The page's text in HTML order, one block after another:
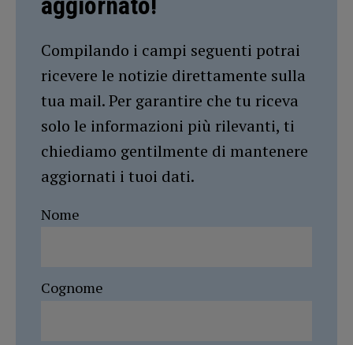
Compilando i campi seguenti potrai
ricevere le notizie direttamente sulla
tua mail. Per garantire che tu riceva
solo le informazioni più rilevanti, ti
chiediamo gentilmente di mantenere
aggiornati i tuoi dati.
Nome
Cognome